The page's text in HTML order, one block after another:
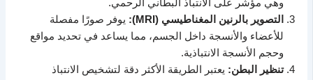
وهي مؤشر على الانتباذ البطاني الرحمي.
التصوير بالرنين المغناطيسي (MRI):
يوفر صورًا مفصلة
للأعضاء والأنسجة داخل الجسم، مما يساعد في تحديد مواقع
وحجم الأنسجة الانتباذية.
تنظير البطن: يعتبر الطريقة الأكثر دقة لتشخيص الانتباذ